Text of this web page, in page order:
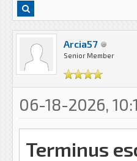
Arcia57
Senior Member
06-18-2026,
Terminus